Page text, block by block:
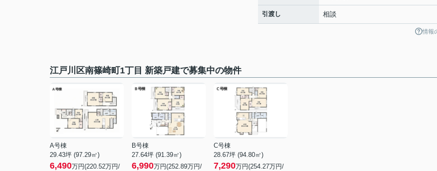
引渡し 相談
情報
江戸川区南篠崎町1丁目 新築戸建で募集中の物件
A号棟
29.43坪 (97.29㎡)
6,490万円(220.52万円/
B号棟
27.64坪 (91.39㎡)
6,990万円(252.89万円/
C号棟
28.67坪 (94.80㎡)
7,290万円(254.27万円/